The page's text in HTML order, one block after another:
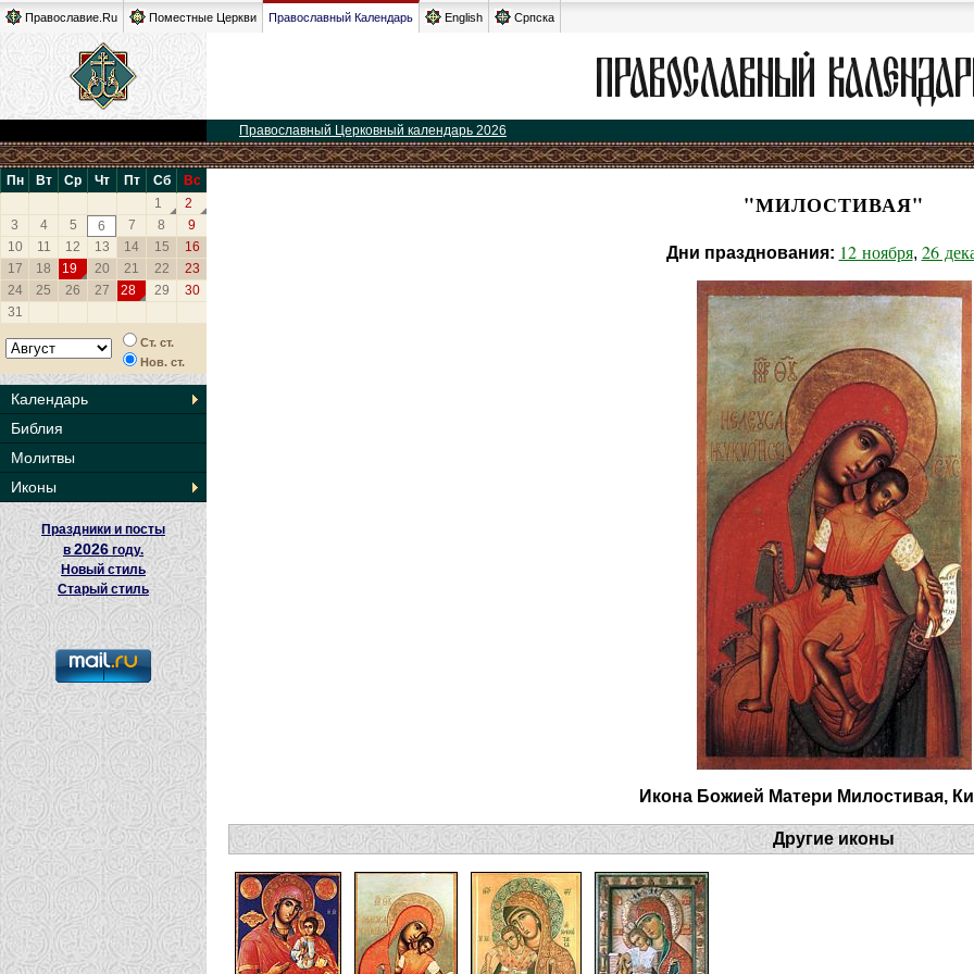
Православие.Ru Поместные Церкви Православный Календарь English Српска
Православный Церковный календарь 2026
Пн Вт Ср Чт Пт Сб
Вс
1
2
3
4 5 6 7 8
9
10
11 12 13 14 15
16
17
18 19 20 21 22
23
24
25 26 27 28 29
30
31
Ст. ст.
Нов. ст.
Календарь
Библия
Молитвы
Иконы
Праздники и посты
в2026 году.
Новый стиль
Старый стиль
"МИЛОСТИВАЯ"
Дни празднования: 12 ноября, 26
Икона Божией Матери Милостивая,
Другие иконы